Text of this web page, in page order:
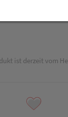
ist derzeit vom